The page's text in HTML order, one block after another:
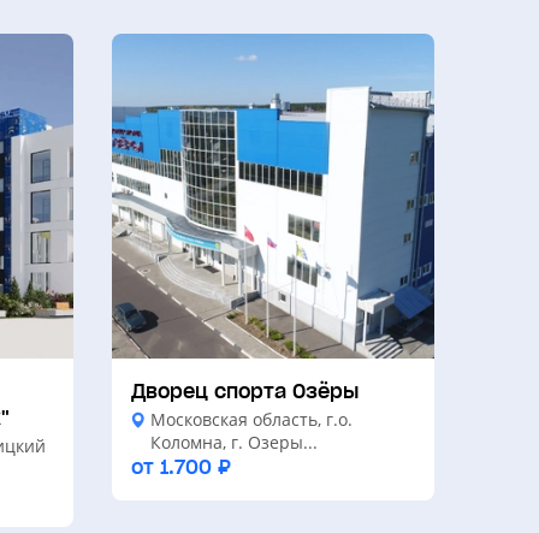
Дворец спорта Озёры
Московская область, г.о.
Коломна, г. Озеры...
от 1.700 ₽